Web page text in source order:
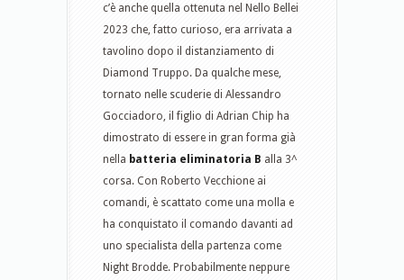
c’è anche quella ottenuta nel Nello Bellei
2023 che, fatto curioso, era arrivata a
tavolino dopo il distanziamento di
Diamond Truppo. Da qualche mese,
tornato nelle scuderie di Alessandro
Gocciadoro, il figlio di Adrian Chip ha
dimostrato di essere in gran forma già
nella batteria eliminatoria B alla 3^
corsa. Con Roberto Vecchione ai
comandi, è scattato come una molla e
ha conquistato il comando davanti ad
uno specialista della partenza come
Night Brodde. Probabilmente neppure